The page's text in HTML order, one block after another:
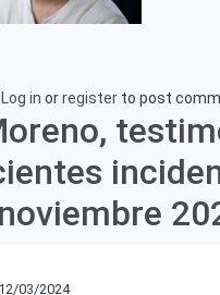
Log in orregister to post
12/03/2024